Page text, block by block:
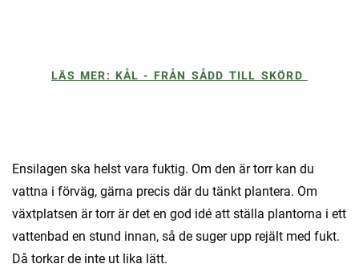
LÄS MER: KÅL - FRÅN SÅDD TILL SKÖRD
Ensilagen ska helst vara fuktig. Om den är torr kan du
vattna i förväg, gärna precis där du tänkt plantera. Om
växtplatsen är torr är det en god idé att ställa plantorna i ett
vattenbad en stund innan, så de suger upp rejält med fukt.
Då torkar de inte ut lika lätt.